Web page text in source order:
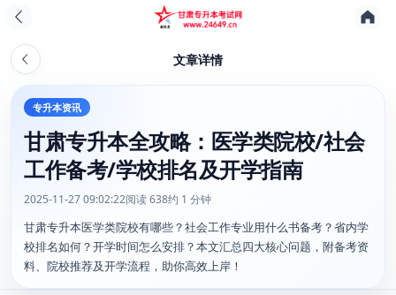
文章详情
专升本资讯
甘肃专升本全攻略：医学类院校/社会
工作备考/学校排名及开学指南
2025-11-27 09:02:22阅读 638约 1 分钟
甘肃专升本医学类院校有哪些？社会工作专业用什么书备考？省内学
校排名如何？开学时间怎么安排？本文汇总四大核心问题，附备考资
料、院校推荐及开学流程，助你高效上岸！